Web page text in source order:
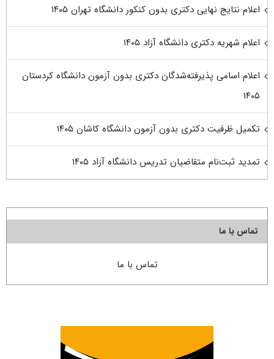
اعلام نتایج نهایی دکتری بدون کنکور دانشگاه تهران ۱۴۰۵
اعلام شهریه دکتری دانشگاه آزاد ۱۴۰۵
اعلام اسامی پذیرفته‌شدگان دکتری بدون آزمون دانشگاه کردستان
۱۴۰۵
تکمیل ظرفیت دکتری بدون آزمون دانشگاه کاشان ۱۴۰۵
تمدید ثبت‌نام متقاضیان تدریس دانشگاه آزاد ۱۴۰۵
تماس با ما
تماس با ما